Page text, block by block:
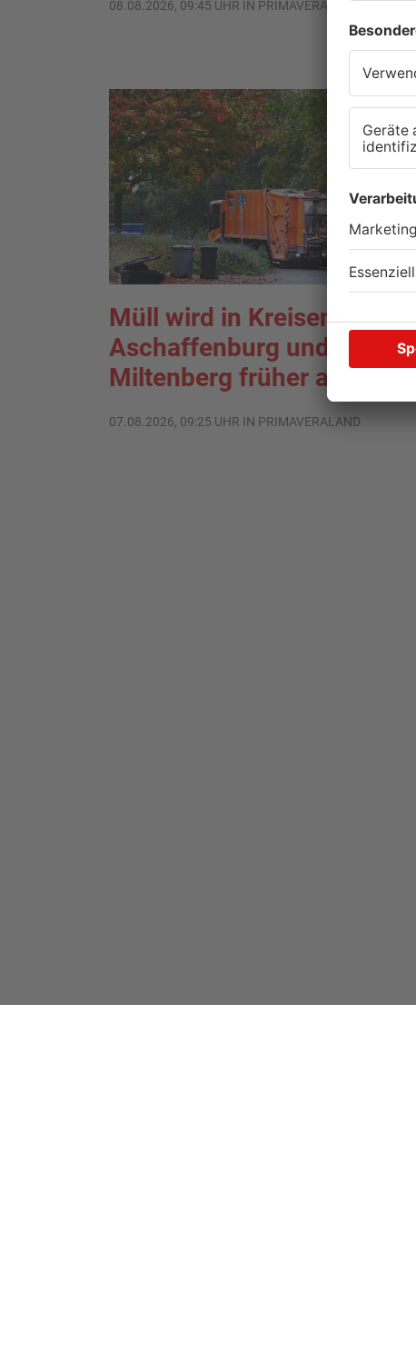
08.08.2026, 09:45 UHR IN PRIMAVERALAND
Müll wird in Kreisen
Aschaffenburg und
Miltenberg früher abgeholt
07.08.2026, 09:25 UHR IN PRIMAVERALAND